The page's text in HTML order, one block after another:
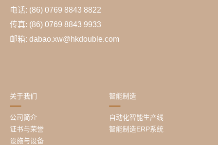
电话: (86) 0769 8843 8822
传真: (86) 0769 8843 9933
邮箱: dabao.xw@hkdouble.com
关于我们
公司简介
证书与荣誉
设施与设备
智能制造
自动化智能生产线
智能制造ERP系统